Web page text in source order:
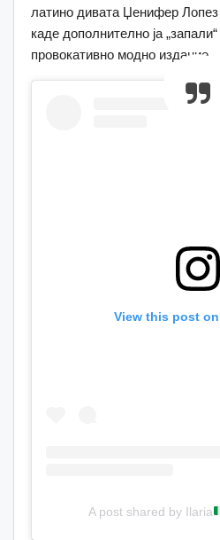
латино дивата Џенифер
каде дополнително ја
провокативно модно издание.
View this post
A post shared by Ilaria